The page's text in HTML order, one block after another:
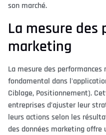
son marché.
La mesure des
marketing
La mesure des
fondamental dans
Ciblage, Positionnement).
entreprises d'ajuster leur
leurs actions selon les
des données marketing offre